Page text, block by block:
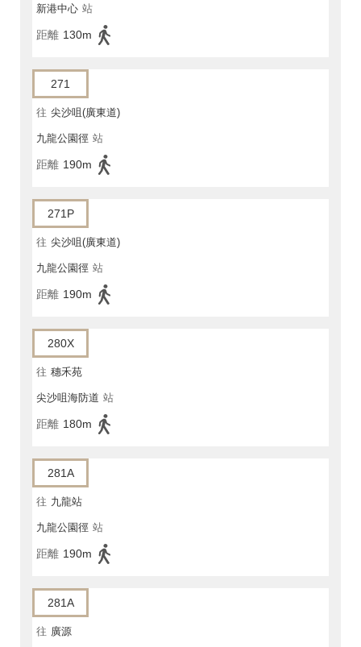
新港中心 站
距離 130m
271
往 尖沙咀(廣東道)
九龍公園徑 站
距離 190m
271P
往 尖沙咀(廣東道)
九龍公園徑 站
距離 190m
280X
往 穗禾苑
尖沙咀海防道 站
距離 180m
281A
往 九龍站
九龍公園徑 站
距離 190m
281A
往 廣源